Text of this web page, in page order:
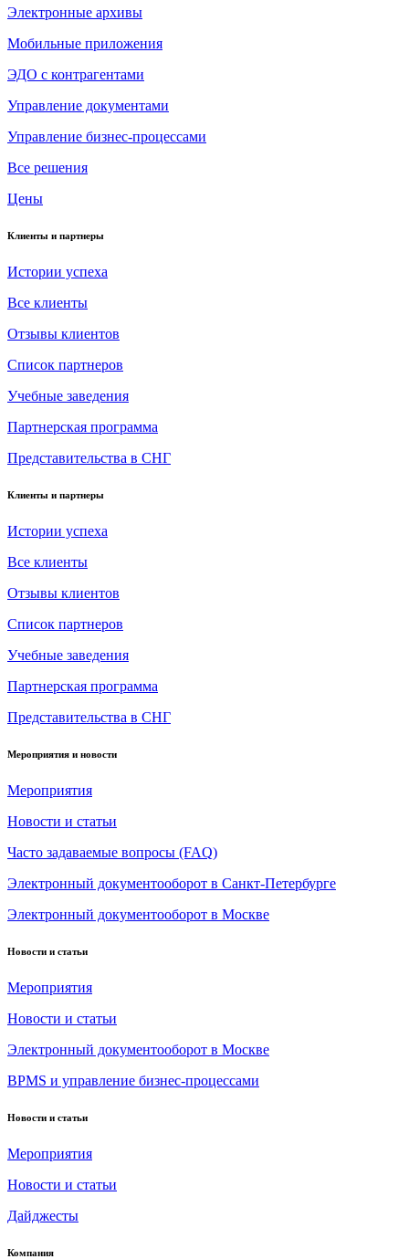
Электронные архивы
Мобильные приложения
ЭДО с контрагентами
Управление документами
Управление бизнес-процессами
Все решения
Цены
Клиенты и партнеры
Истории успеха
Все клиенты
Отзывы клиентов
Список партнеров
Учебные заведения
Партнерская программа
Представительства в СНГ
Клиенты и партнеры
Истории успеха
Все клиенты
Отзывы клиентов
Список партнеров
Учебные заведения
Партнерская программа
Представительства в СНГ
Мероприятия и новости
Мероприятия
Новости и статьи
Часто задаваемые вопросы (FAQ)
Электронный документооборот в Санкт-Петербурге
Электронный документооборот в Москве
Новости и статьи
Мероприятия
Новости и статьи
Электронный документооборот в Москве
BPMS и управление бизнес-процессами
Новости и статьи
Мероприятия
Новости и статьи
Дайджесты
Компания